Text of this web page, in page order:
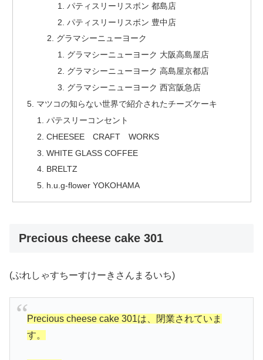
パティスリーリスボン 都島店
パティスリーリスボン 豊中店
グラマシーニューヨーク
グラマシーニューヨーク 大阪高島屋店
グラマシーニューヨーク 高島屋京都店
グラマシーニューヨーク 西宮阪急店
マツコの知らない世界で紹介されたチーズケーキ
パテスリーコンセント
CHEESEE CRAFT WORKS
WHITE GLASS COFFEE
BRELTZ
h.u.g-flower YOKOHAMA
Precious cheese cake 301
(ぷれしゃすちーすけーきさんまるいち)
Precious cheese cake 301は、閉業されていま
す。